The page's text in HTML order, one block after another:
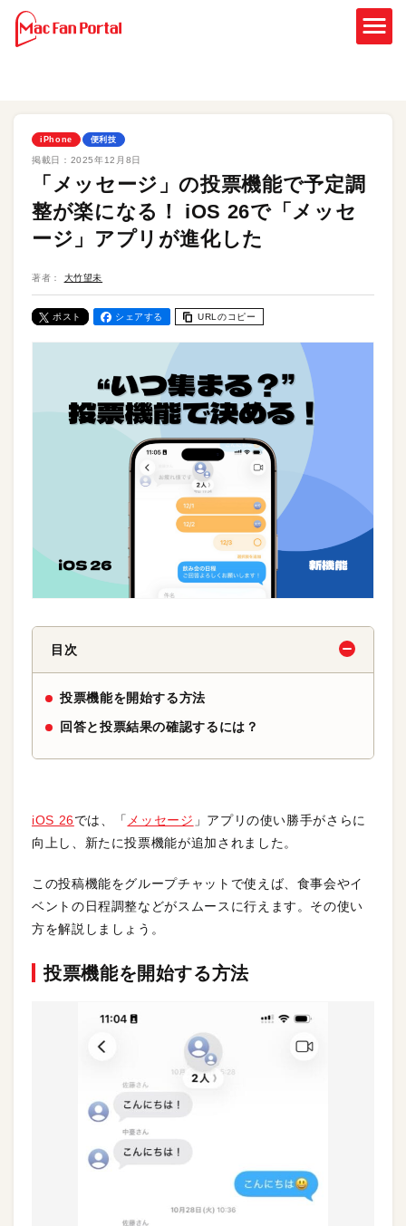
iPhone 便利技
掲載日： 2025年12月8日
「メッセージ」の投票機能で予定調
整が楽になる！ iOS 26で「メッセ
ージ」アプリが進化した
著者： 大竹望未
ポスト シェアする URLのコピー
目次
投票機能を開始する方法
回答と投票結果の確認するには？
iOS 26では、「 メッセージ 」アプリの使い勝手がさらに
向上し、新たに投票機能が追加されました。
この投稿機能をグループチャットで使えば、食事会やイ
ベントの日程調整などがスムースに行えます。その使い
方を解説しましょう。
投票機能を開始する方法